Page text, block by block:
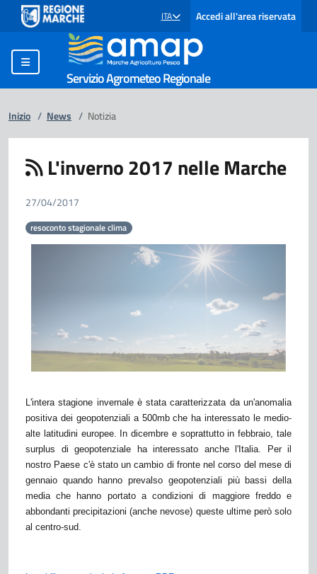
SELEZIONE LINGUA: LINGUA SELEZIONATA
ITA Accedi all'area riservata
Servizio Agrometeo Regionale
Inizio / News / Notizia
L'inverno 2017 nelle Marche
27/04/2017
resoconto stagionale clima
L'interastagione invernale è stata caratterizzata da un'anomalia
positiva dei geopotenziali a 500mb che ha interessato le medio-
alte latitudini europee. In dicembre e soprattutto in febbraio, tale
surplus di geopotenziale ha interessato anche l'Italia. Per il
nostro Paese c'è stato un cambio di fronte nel corso del mese di
gennaio quando hanno prevalso geopotenziali più bassi della
media che hanno portato a condizioni di maggiore freddo e
abbondanti precipitazioni (anche nevose) queste ultime però solo
al centro-sud.